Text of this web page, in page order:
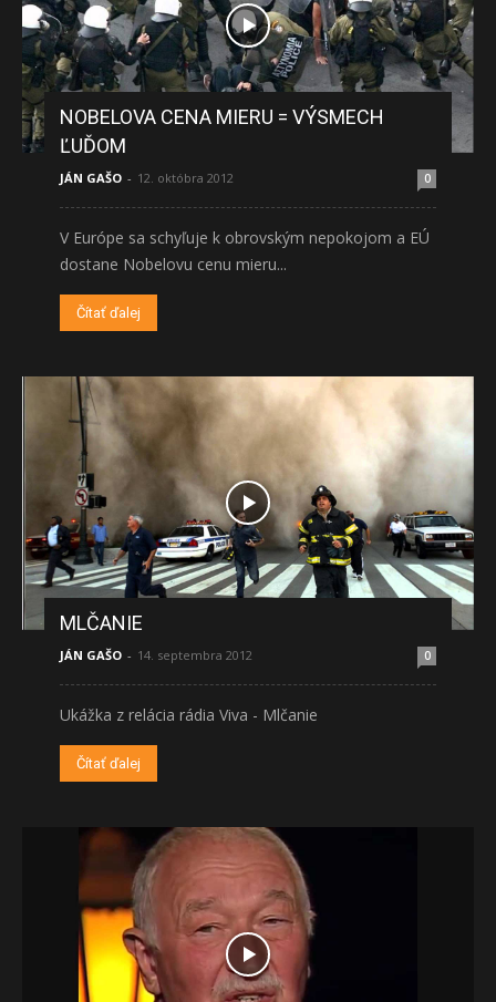
NOBELOVA CENA MIERU = VÝSMECH
ĽUĎOM
JÁN GAŠO - 12. októbra 2012 0
V Európe sa schyľuje k obrovským nepokojom a EÚ
dostane Nobelovu cenu mieru...
Čítať ďalej
MLČANIE
JÁN GAŠO - 14. septembra 2012 0
Ukážka z relácia rádia Viva - Mlčanie
Čítať ďalej